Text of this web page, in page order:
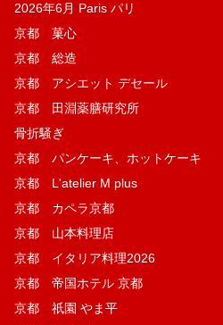
2026年6月 Paris パリ
京都 菓​心
京都 総造
京都 アシエット デセール
京都 田淵薬膳研究所
骨折騒ぎ
京都 パンケーキ、ホットケーキ
京都 L'atelier M plus
京都 カペラ京都
京都 山本料理店
京都 イタリア料理2026
京都 帝国ホテル 京都
京都 祇園 やま平